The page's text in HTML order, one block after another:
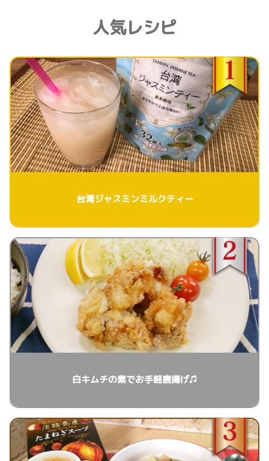
人気レシピ
台湾ジャスミンミルクティー
白キムチの素でお手軽唐揚げ♫